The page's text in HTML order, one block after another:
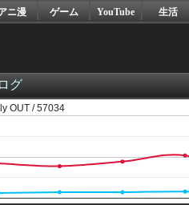
ニ漫 ゲーム YouTube 生活
グ
OUT / 57034